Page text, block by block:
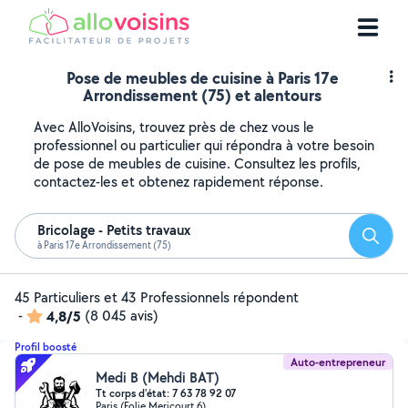
Pose de meubles de cuisine à Paris 17e
Arrondissement (75) et alentours
Avec AlloVoisins, trouvez près de chez vous le
professionnel ou particulier qui répondra à votre besoin
de pose de meubles de cuisine. Consultez les profils,
contactez-les et obtenez rapidement réponse.
Bricolage - Petits travaux
à Paris 17e Arrondissement (75)
45 Particuliers et 43 Professionnels répondent
-
4,8/5 (8 045 avis)
Profil boosté
Auto-entrepreneur
Medi B (Mehdi BAT)
Tt corps d'état: 7 63 78 92 07